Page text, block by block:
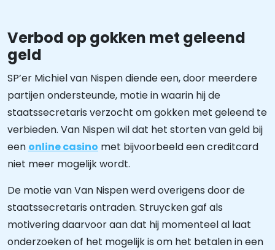
Verbod op gokken met geleend
geld
SP’er Michiel van Nispen diende een, door meerdere
partijen ondersteunde, motie in waarin hij de
staatssecretaris verzocht om gokken met geleend te
verbieden. Van Nispen wil dat het storten van geld bij
een online casino met bijvoorbeeld een creditcard
niet meer mogelijk wordt.
De motie van Van Nispen werd overigens door de
staatssecretaris ontraden. Struycken gaf als
motivering daarvoor aan dat hij momenteel al laat
onderzoeken of het mogelijk is om het betalen in een